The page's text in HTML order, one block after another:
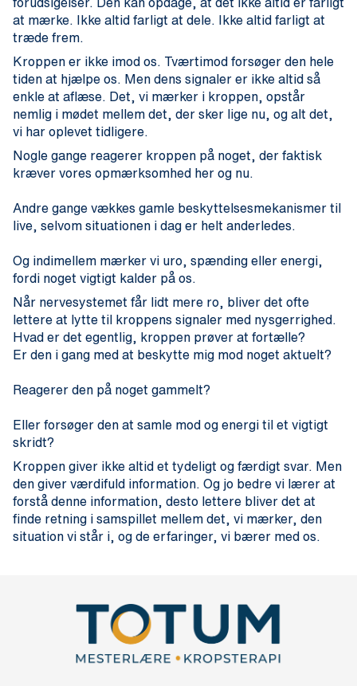
at mærke. Ikke altid farligt at dele. Ikke altid farligt at
træde frem.
Kroppen er ikke imod os. Tværtimod forsøger den hele
tiden at hjælpe os. Men dens signaler er ikke altid så
enkle at aflæse. Det, vi mærker i kroppen, opstår
nemlig i mødet mellem det, der sker lige nu, og alt det,
vi har oplevet tidligere.
Nogle gange reagerer kroppen på noget, der faktisk
kræver vores opmærksomhed her og nu.
Andre gange vækkes gamle beskyttelsesmekanismer til
live, selvom situationen i dag er helt anderledes.
Og indimellem mærker vi uro, spænding eller energi,
fordi noget vigtigt kalder på os.
Når nervesystemet får lidt mere ro, bliver det ofte
lettere at lytte til kroppens signaler med nysgerrighed.
Hvad er det egentlig, kroppen prøver at fortælle?
Er den i gang med at beskytte mig mod noget aktuelt?
Reagerer den på noget gammelt?
Eller forsøger den at samle mod og energi til et vigtigt
skridt?
Kroppen giver ikke altid et tydeligt og færdigt svar. Men
den giver værdifuld information. Og jo bedre vi lærer at
forstå denne information, desto lettere bliver det at
finde retning i samspillet mellem det, vi mærker, den
situation vi står i, og de erfaringer, vi bærer med os.